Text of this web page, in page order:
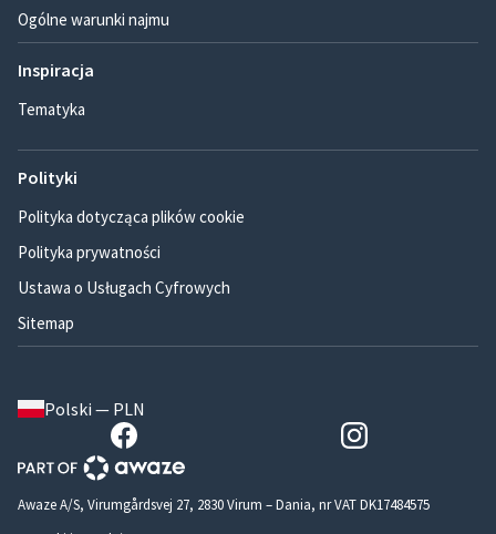
Ogólne warunki najmu
Inspiracja
Tematyka
Polityki
Polityka dotycząca plików cookie
Polityka prywatności
Ustawa o Usługach Cyfrowych
Sitemap
Polski — PLN
Awaze A/S, Virumgårdsvej 27, 2830 Virum – Dania, nr VAT DK17484575